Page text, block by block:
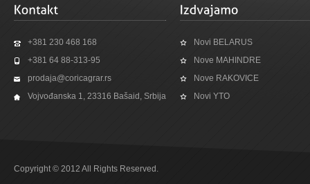
+381 230 468 168
+381 64 88-313-95
prodaja@coricagrar.rs
Vojvođanska 1, 23316 Bašaid, Srbija
Novi BELARUS
Nove MAHINDRE
Nove RAKOVICE
Novi YTO
Copyright © 2012 All Rights Reserved.